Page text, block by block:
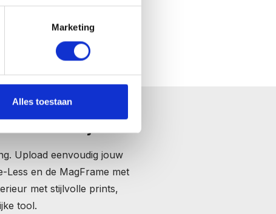
Marketing
Alles toestaan
Fotolijsten.
Upload eenvoudig jouw
en de MagFrame met
met stijlvolle prints,
tool.